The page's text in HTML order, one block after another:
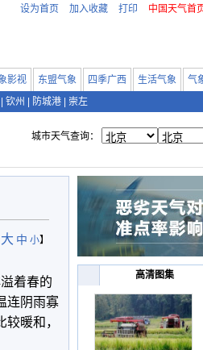
设为首页 加入收藏 打印 中国天气首
影视 东盟气象 四季广西 生活气象 气
钦州 防城港 崇左
城市天气查询：
大 中 小】
着春的
连阴雨寡
暖和，
高清图集